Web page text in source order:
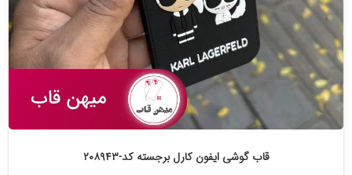
قاب گوشی ایفون کارل برجسته کد-۲۰۸۹۴۳